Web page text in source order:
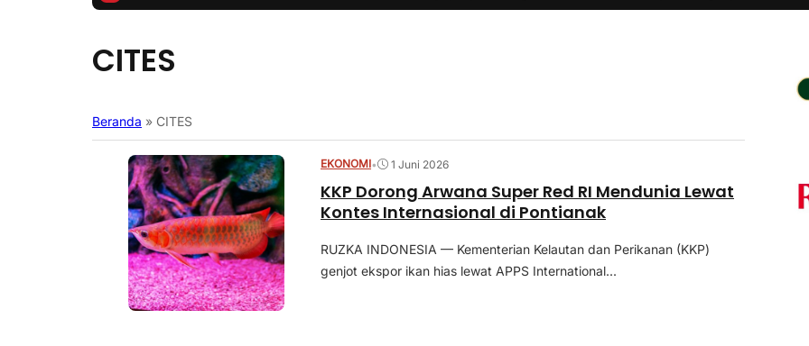
CITES
Beranda » CITES
EKONOMI• 1 Juni 2026
KKP Dorong Arwana Super Red RI Mendunia Lewat
Kontes Internasional di Pontianak
RUZKA INDONESIA — Kementerian Kelautan dan Perikanan (KKP)
genjot ekspor ikan hias lewat APPS International...